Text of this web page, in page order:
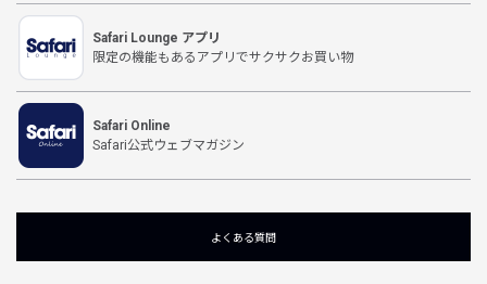
Safari Lounge アプリ
限定の機能もあるアプリでサクサクお買い物
Safari Online
Safari公式ウェブマガジン
よくある質問